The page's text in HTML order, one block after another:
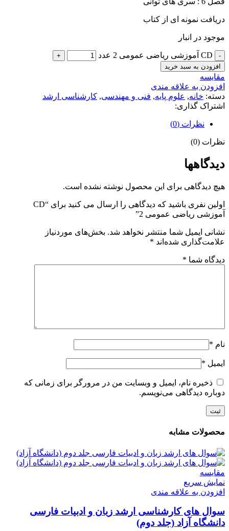
دریافت نمونه ای از کتاب
موجود در انبار
CD آموزشی ریاضی عمومی 2 عدد
افزودن به سبد خرید
مقايسه
افزودن به علاقه مندی
دسته: خانه, علوم پایه, فنی و مهندسی, کارشناسی ارشد
اشتراک گذاری:
نظرات (0)
نظرات (0)
دیدگاهها
هیچ دیدگاهی برای این محصول نوشته نشده است.
اولین نفری باشید که دیدگاهی را ارسال می کنید برای “CD
آموزشی ریاضی عمومی 2”
نشانی ایمیل شما منتشر نخواهد شد. بخش‌های موردنیاز
علامت‌گذاری شده‌اند *
دیدگاه شما *
نام *
ایمیل *
ذخیره نام، ایمیل و وبسایت من در مرورگر برای زمانی که
دوباره دیدگاهی می‌نویسم.
محصولات مشابه
مقايسه
نمایش سریع
افزودن به علاقه مندی
سوال های کارشناسی ارشد زبان و ادبیات فارسی
دانشگاه آزاد (جلد دوم)